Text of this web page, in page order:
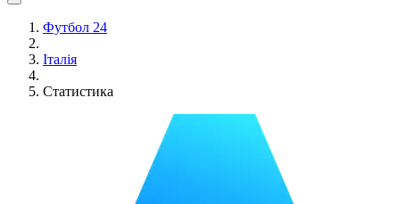
Футбол 24
Італія
Статистика